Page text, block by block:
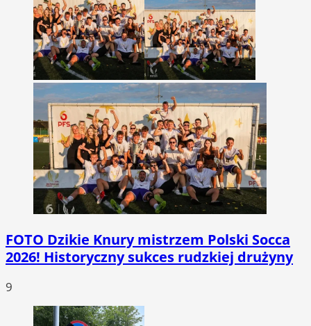
FOTO Dzikie Knury mistrzem Polski Socca
2026! Historyczny sukces rudzkiej drużyny
9